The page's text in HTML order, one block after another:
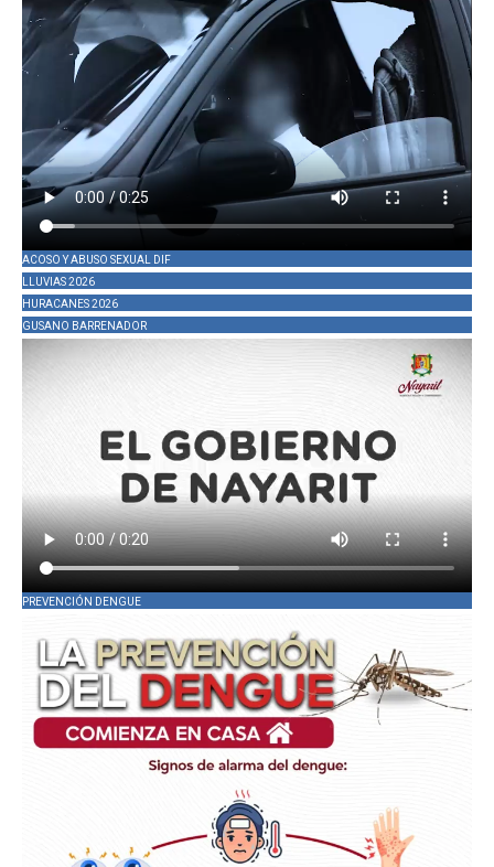
ACOSO Y ABUSO SEXUAL DIF
LLUVIAS 2026
HURACANES 2026
GUSANO BARRENADOR
PREVENCIÓN DENGUE